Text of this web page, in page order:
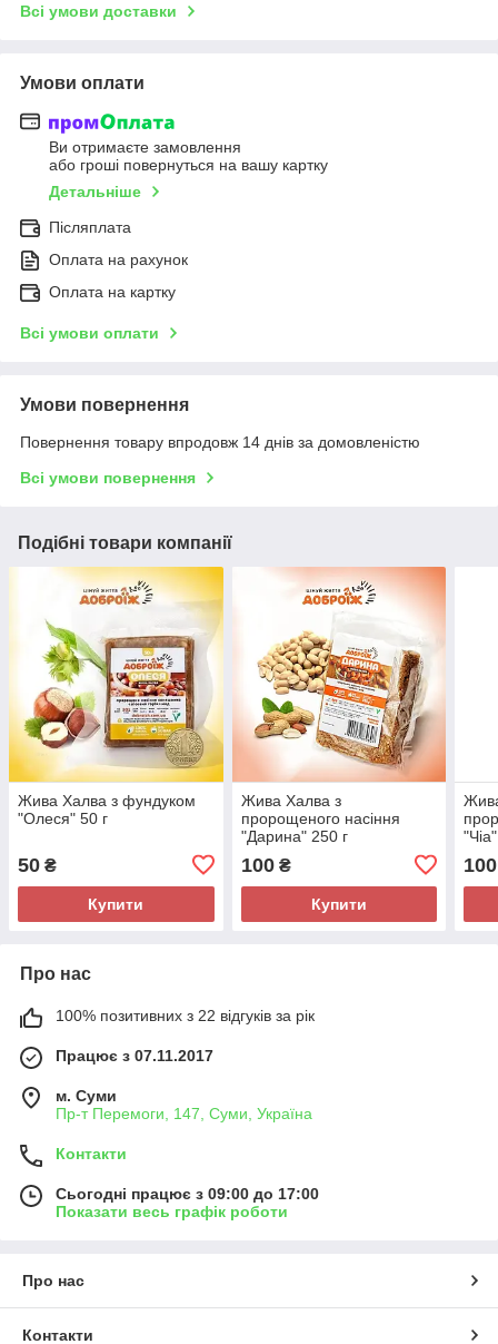
Всі умови доставки
Умови оплати
Ви отримаєте замовлення
або гроші повернуться на вашу картку
Детальніше
Післяплата
Оплата на рахунок
Оплата на картку
Всі умови оплати
Умови повернення
Повернення товару впродовж 14 днів за домовленістю
Всі умови повернення
Подібні товари компанії
Жива Халва з фундуком
"Олеся" 50 г
50 ₴
Купити
Жива Халва з
пророщеного насіння
"Дарина" 250 г
100₴
Купити
100
Про нас
100% позитивних з 22 відгуків за рік
Працює з 07.11.2017
м. Суми
Пр-т Перемоги, 147, Суми, Україна
Контакти
Сьогодні працює з 09:00 до 17:00
Показати весь графік роботи
Про нас
Контакти